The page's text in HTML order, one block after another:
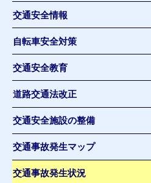
交通安全情報
自転車安全対策
交通安全教育
道路交通法改正
交通安全施設の整備
交通事故発生マップ
交通事故発生状況